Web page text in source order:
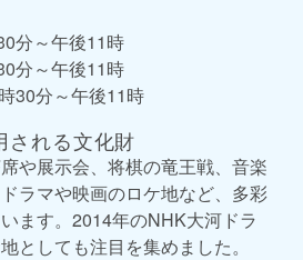
分～午後11時
分～午後11時
30分～午後11時
される文化財
や展示会、将棋の竜王戦、音楽
ラマや映画のロケ地など、多彩
ます。2014年のNHK大河ドラ
としても注目を集めました。